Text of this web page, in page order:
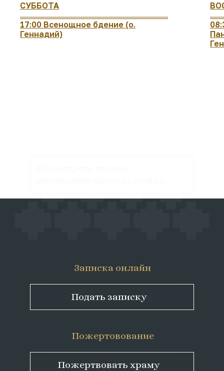
СУББОТА
..........................................................................
17:00 Всенощное бдение (о.
Геннадий)
Пожертвовать храму
Подать записку
Пожертовование
Записка онлайн